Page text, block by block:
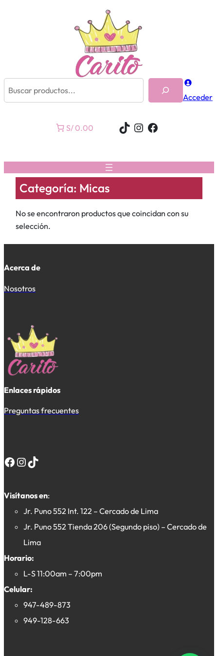
Acceder
S/ 0.00 TikTok
Instagram
Facebook
Categoría: Micas
No se encontraron productos que coincidan con su
selección.
Acerca de
Nosotros
Enlaces rápidos
Preguntas frecuentes
Facebook InstagramTikTok
Visítanos en:
Jr. Puno 552 Int. 122 – Cercado de Lima
Jr. Puno 552 Tienda 206 (Segundo piso) – Cercado de
Lima
Horario:
L-S 11:00am – 7:00pm
Celular:
947-489-873
949-128-663